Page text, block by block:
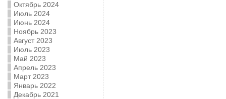
Октябрь 2024
Июль 2024
Июнь 2024
Ноябрь 2023
Август 2023
Июль 2023
Май 2023
Апрель 2023
Март 2023
Январь 2022
Декабрь 2021